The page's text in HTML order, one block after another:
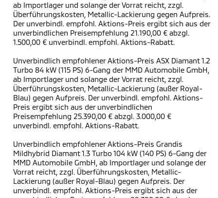
ab Importlager und solange der Vorrat reicht, zzgl.
Überführungskosten, Metallic-Lackierung gegen Aufpreis.
Der unverbindl. empfohl. Aktions-Preis ergibt sich aus der
unverbindlichen Preisempfehlung 21.190,00 € abzgl.
1.500,00 € unverbindl. empfohl. Aktions-Rabatt.
Unverbindlich empfohlener Aktions-Preis ASX Diamant 1.2
Turbo 84 kW (115 PS) 6-Gang der MMD Automobile GmbH,
ab Importlager und solange der Vorrat reicht, zzgl.
Überführungskosten, Metallic-Lackierung (außer Royal-
Blau) gegen Aufpreis. Der unverbindl. empfohl. Aktions-
Preis ergibt sich aus der unverbindlichen
Preisempfehlung 25.390,00 € abzgl. 3.000,00 €
unverbindl. empfohl. Aktions-Rabatt.
Unverbindlich empfohlener Aktions-Preis Grandis
Mildhybrid Diamant 1.3 Turbo 104 kW (140 PS) 6-Gang der
MMD Automobile GmbH, ab Importlager und solange der
Vorrat reicht, zzgl. Überführungskosten, Metallic-
Lackierung (außer Royal-Blau) gegen Aufpreis. Der
unverbindl. empfohl. Aktions-Preis ergibt sich aus der